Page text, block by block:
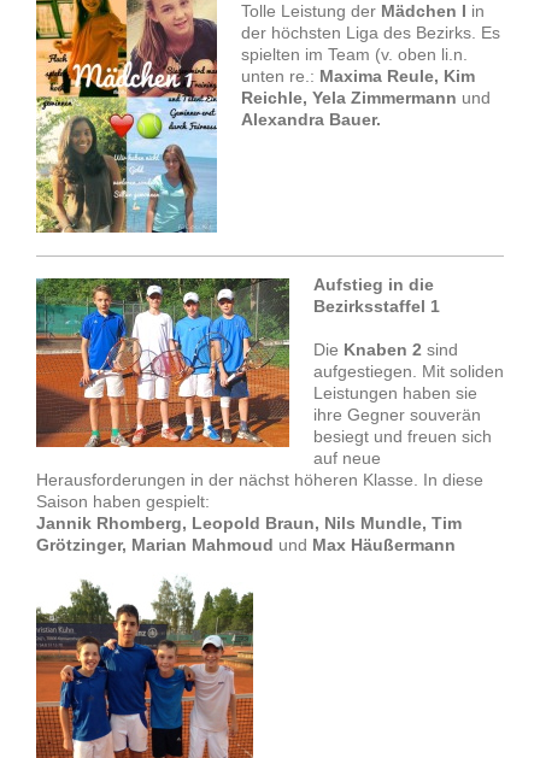
Tolle Leistung der Mädchen I in
der höchsten Liga des Bezirks. Es
spielten im Team (v. oben li.n.
unten re.: Maxima Reule, Kim
Reichle, Yela Zimmermann und
Alexandra Bauer.
Aufstieg in die
Bezirksstaffel 1
Die Knaben 2 sind
aufgestiegen. Mit soliden
Leistungen haben sie
ihre Gegner souverän
besiegt und freuen sich
auf neue
Herausforderungen in der nächst höheren Klasse. In diese
Saison haben gespielt:
Jannik Rhomberg, Leopold Braun, Nils Mundle, Tim
Grötzinger, Marian Mahmoud und Max Häußermann